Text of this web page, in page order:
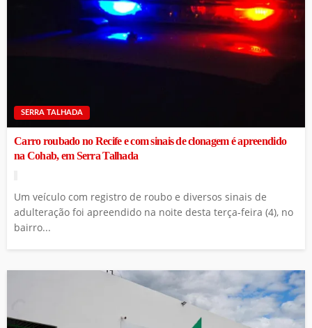
SERRA TALHADA
Carro roubado no Recife e com sinais de clonagem é apreendido
na Cohab, em Serra Talhada
Um veículo com registro de roubo e diversos sinais de
adulteração foi apreendido na noite desta terça-feira (4), no
bairro...